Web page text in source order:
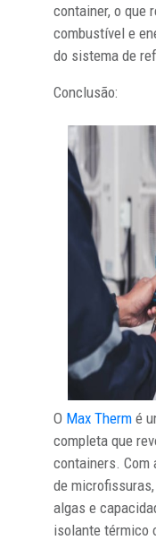
container, o que
combustível e
do sistema de
Conclusão:
O Max Therm é
completa que
containers.
de
algas e
isolante térmico